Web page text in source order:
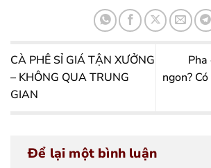
CÀ PHÊ SỈ GIÁ TẬN XƯỞNG
– KHÔNG QUA TRUNG
GIAN
ngon?
Để lại một bình luận